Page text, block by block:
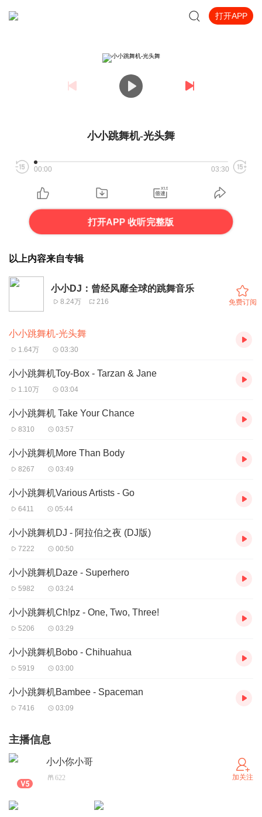
打开APP
小小跳舞机-光头舞
00:00 03:30
打开APP 收听完整版
以上内容来自专辑
小小DJ：曾经风靡全球的跳舞音乐
8.24万 216 免费订阅
小小跳舞机-光头舞
1.64万 03:30
小小跳舞机Toy-Box - Tarzan & Jane
1.10万 03:04
小小跳舞机 Take Your Chance
8310 03:57
小小跳舞机More Than Body
8267 03:49
小小跳舞机Various Artists - Go
6411 05:44
小小跳舞机DJ - 阿拉伯之夜 (DJ版)
7222 00:50
小小跳舞机Daze - Superhero
5982 03:24
小小跳舞机Ch!pz - One, Two, Three!
5206 03:29
小小跳舞机Bobo - Chihuahua
5919 03:00
小小跳舞机Bambee - Spaceman
7416 03:09
主播信息
小小你小哥
622 加关注